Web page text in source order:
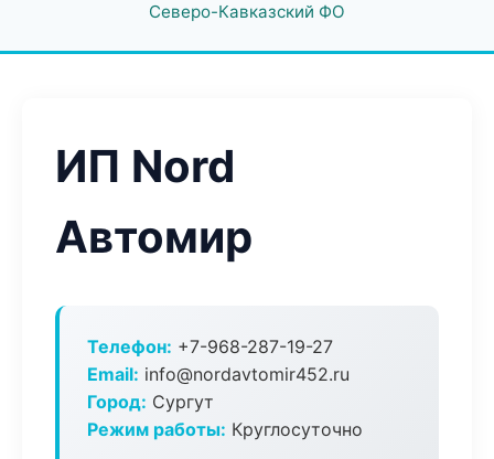
Северо-Кавказский ФО
ИП Nord
Автомир
Телефон: +7-968-287-19-27
Email: info@nordavtomir452.ru
Город: Сургут
Режим работы: Круглосуточно